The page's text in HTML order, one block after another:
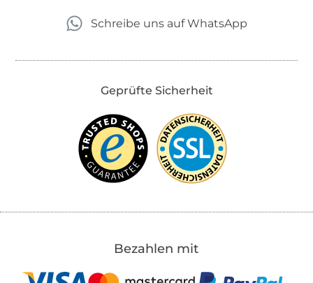
Schreibe uns auf WhatsApp
Geprüfte Sicherheit
Bezahlen mit